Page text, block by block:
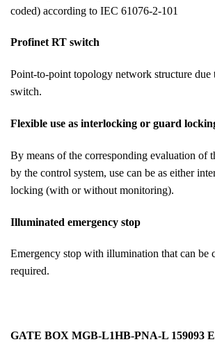
coded) according to IEC 61076-2-101
Profinet RT switch
Point-to-point topology network structure due
switch.
Flexible use as interlocking or guard
By means of the corresponding evaluation of
by the control system, use can be as either
locking (with or without monitoring).
Illuminated emergency stop
Emergency stop with illumination that can be
required.
GATE BOX MGB-L1HB-PNA-L 159093